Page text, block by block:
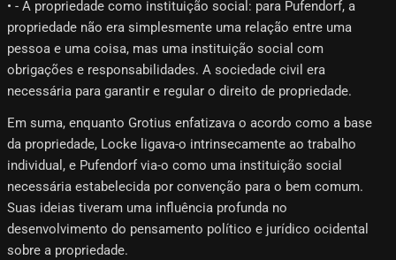
• - A propriedade como instituição social: para Pufendorf, a
propriedade não era simplesmente uma relação entre uma
pessoa e uma coisa, mas uma instituição social com
obrigações e responsabilidades. A sociedade civil era
necessária para garantir e regular o direito de propriedade.
Em suma, enquanto Grotius enfatizava o acordo como a base
da propriedade, Locke ligava-o intrinsecamente ao trabalho
individual, e Pufendorf via-o como uma instituição social
necessária estabelecida por convenção para o bem comum.
Suas ideias tiveram uma influência profunda no
desenvolvimento do pensamento político e jurídico ocidental
sobre a propriedade.